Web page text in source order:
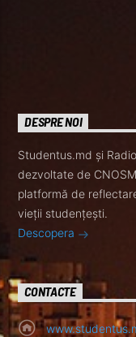
DESPRE NOI
Studentus.md și
dezvoltate de
platformă de
vieții studențești.
Descopera
CONTACTE